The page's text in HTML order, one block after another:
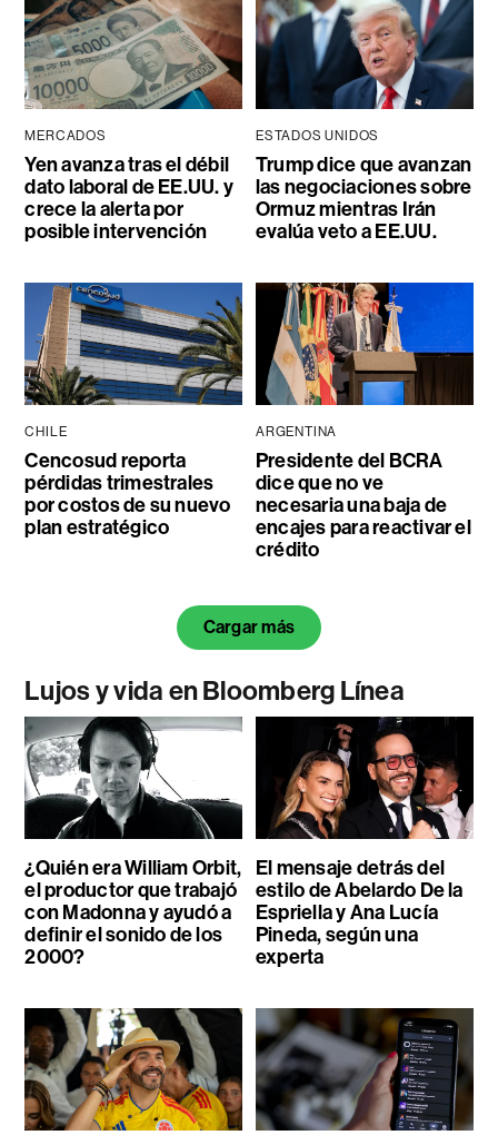
MERCADOS
Yen avanza tras el débil
dato laboral de EE.UU. y
crece la alerta por
posible intervención
ESTADOS UNIDOS
Trump dice que avanzan
las negociaciones sobre
Ormuz mientras Irán
evalúa veto a EE.UU.
CHILE
Cencosud reporta
pérdidas trimestrales
por costos de su nuevo
plan estratégico
ARGENTINA
Presidente del BCRA
dice que no ve
necesaria una baja de
encajes para reactivar el
crédito
Cargar más
Lujos y vida en Bloomberg Línea
¿Quién era William Orbit,
el productor que trabajó
con Madonna y ayudó a
definir el sonido de los
2000?
El mensaje detrás del
estilo de Abelardo De la
Espriella y Ana Lucía
Pineda, según una
experta